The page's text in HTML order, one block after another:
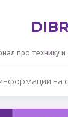
про технику